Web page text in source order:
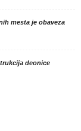
mesta je obaveza
deonice